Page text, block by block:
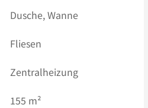
Dusche, Wanne
Fliesen
Zentralheizung
155 m²